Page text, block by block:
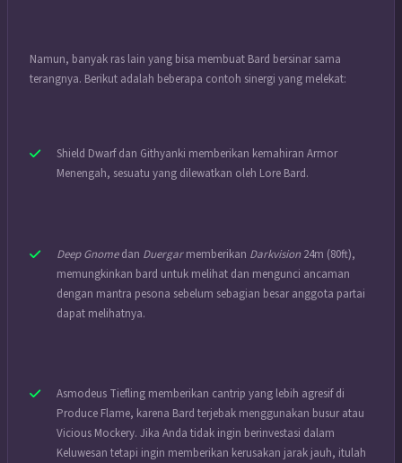
Namun, banyak ras lain yang bisa membuat Bard bersinar sama
terangnya. Berikut adalah beberapa contoh sinergi yang melekat:
Shield Dwarf dan Githyanki memberikan kemahiran Armor
Menengah, sesuatu yang dilewatkan oleh Lore Bard.
Deep Gnomedan Duergarmemberikan Darkvision 24m (80ft),
memungkinkan bard untuk melihat dan mengunci ancaman
dengan mantra pesona sebelum sebagian besar anggota partai
dapat melihatnya.
Asmodeus Tiefling memberikan cantrip yang lebih agresif di
Produce Flame, karena Bard terjebak menggunakan busur atau
Vicious Mockery. Jika Anda tidak ingin berinvestasi dalam
Keluwesan tetapi ingin memberikan kerusakan jarak jauh, itulah